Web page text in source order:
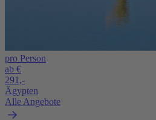
pro Person
ab €
291,-
Ägypten
Alle Angebote